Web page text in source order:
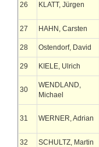
26 KLATT, Jürgen
27 HAHN, Carsten
28 Ostendorf, David
29 KIELE, Ulrich
30
WENDLAND,
Michael
31 WERNER, Adrian
32 SCHULTZ, Martin